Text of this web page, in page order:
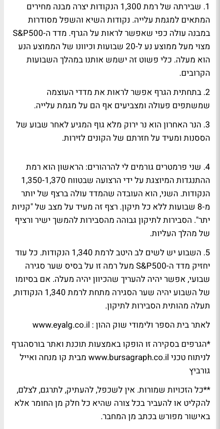
1. שבירתה של רמת 1,300 הנקודות יצרה מבנה מחירים
המתאים למגמת עלייה. נקודות השיא והשפל מסודרות
במבנה עולה כפי שאפשר לראות על הגרף. מדד ה-S&P500
מצוי מעל ממוצע נע ל-20 שבועות וכיוונו של הממוצע הנע
הוא מעלה. כלי פשוט זה ישמש אותנו במהלך השבועות
הקרובים.
2. בתחתית הגרף אפשר לראות את מדדי העוצמה
שמשתפים פעולה ומצביעים אף הם על מגמת עלייה.
3. הנר האחרון הוא נר ירוק מלא גוף המגיע לאחר שבוע של
הססנות ומעיד על חזרתם של הקונים לזירות.
4. שני פרמטרים גורמים לי להרהורים: הראשון הוא רמת
ההתנגדות המיוצגת על ידי הרצועה שבטווח 1,350-1,370
הנקודות. השני, הוא העובדה שהמדד עולה ברצף של יותר
מ-8 שבועות ללא כל תיקון. רצף זה מעיד על מצב של "קניות
יתר". הסבירות לתיקון גבוהה מהסבירות להמשך ישיר ורציף
של מהלך העליות.
5. השבוע יש לשים לב היטב לרמת 1,340 הנקודות. כל עוד
יחזיק מדד ה-S&P500 מעל רמה זו על בסיס שער סגירה
שבועי, אפשר יהיה להעריך שהכיוון יהיה מעלה. אם בסיומו
של השבוע יהיה שער הסגירה מתחת לרמת 1,340 הנקודות,
תעלה מהותית הסבירות לתיקון.
לאתר בית הספר ולימודי שוק ההון : www.eyalg.co.il
*הגרפים בסקירה זו הופקו באמצעות תוכנת ואתר בורסהגרף
לניתוח טכני www.bursagraph.co.il מבית קו מנחה ואייל
גורביץ
**כל הזכויות שמורות. אין לשכפל, להעתיק, לתרגם, לצלם,
להקליט או להעביר בכל צורה שהיא כל חלק מן החומר אלא
באישור מפורש בכתב מן המחבר.